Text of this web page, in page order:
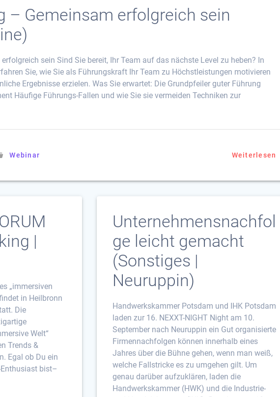
– Gemeinsam erfolgreich sein
sein Sind Sie bereit, Ihr Team auf das nächste Level zu heben? In
Sie, wie Sie als Führungskraft Ihr Team zu Höchstleistungen motivieren
Ergebnisse erzielen. Was Sie erwartet: Die Grundpfeiler guter Führung
Häufige Führungs-Fallen und wie Sie sie vermeiden Techniken zur
Webinar Weiterlesen
|
„immersiven
in Heilbronn
Die
Welt“
Trends &
Egal ob Du ein
bist–
Unternehmensnachfol
ge leicht gemacht
(Sonstiges |
Neuruppin)
Handwerkskammer Potsdam und IHK Potsdam
laden zur 16. NEXXT-NIGHT Night am 10.
September nach Neuruppin ein Gut organisierte
Firmennachfolgen können innerhalb eines
Jahres über die Bühne gehen, wenn man weiß,
welche Fallstricke es zu umgehen gilt. Um
genau darüber aufzuklären, laden die
Handwerkskammer (HWK) und die Industrie-